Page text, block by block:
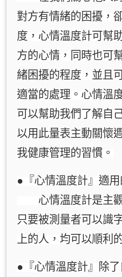
對方有情緒的困擾，
度，心情溫度計可幫
方的心情，同時也可
緒困擾的程度，並且
適當的處理。心情溫
可以幫助我們了解自
以用此量表主動關懷
我健康管理的習慣。
●『心情溫度計』適
心情溫度計是主觀
只要被測量者可以識
上的人，均可以順利
●『心情溫度計』除